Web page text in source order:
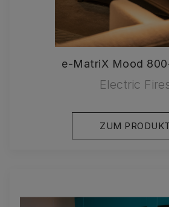
e-MatriX Mood
Electric
ZUM PRODUKT